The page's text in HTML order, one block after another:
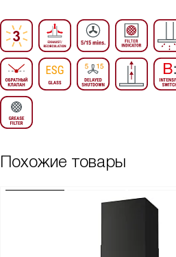
Похожие товары